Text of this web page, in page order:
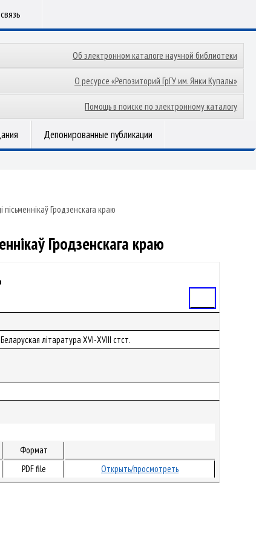
Об электронном каталоге научной библиотеки
О ресурсе «Репозиторий ГрГУ им. Янки Купалы»
Помощь в поиске по электронному каталогу
Депонированные публикации
Гродзенскага краю
Гродзенскага краю
літаратура XVI-XVIII стст.
Формат
PDF file Открыть/просмотреть